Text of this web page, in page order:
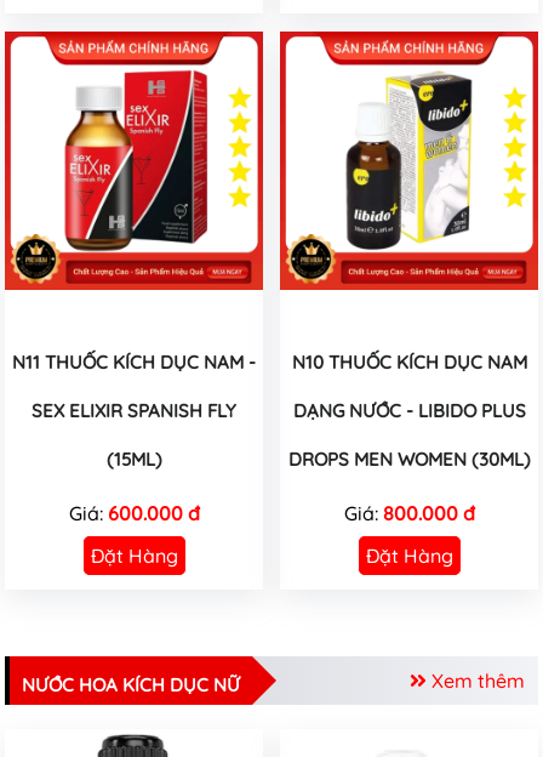
N11 THUỐC KÍCH DỤC NAM -
SEX ELIXIR SPANISH FLY
(15ML)
Giá: 600.000 đ
Đặt Hàng
N10 THUỐC KÍCH DỤC NAM
DẠNG NƯỚC - LIBIDO PLUS
DROPS MEN WOMEN (30ML)
Giá: 800.000 đ
Đặt Hàng
Xem thêm
NƯỚC HOA KÍCH DỤC NỮ